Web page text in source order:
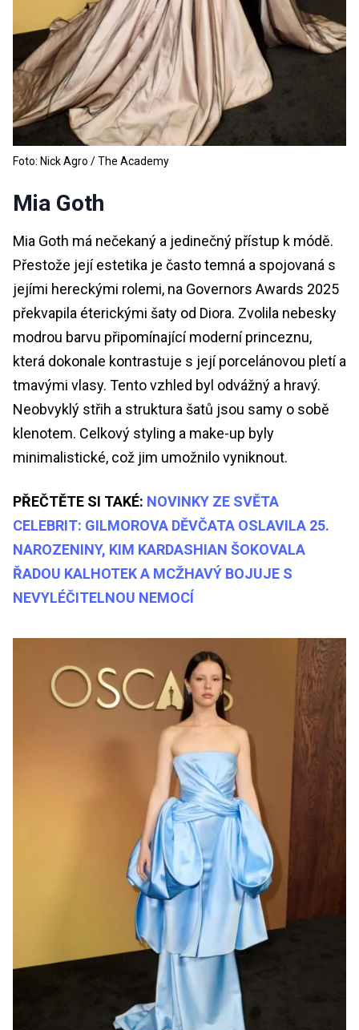
Foto: Nick Agro / The Academy
Mia Goth
Mia Goth má nečekaný a jedinečný přístup k módě.
Přestože její estetika je často temná a spojovaná s
jejími hereckými rolemi, na Governors Awards 2025
překvapila éterickými šaty od Diora. Zvolila nebesky
modrou barvu připomínající moderní princeznu,
která dokonale kontrastuje s její porcelánovou pletí a
tmavými vlasy. Tento vzhled byl odvážný a hravý.
Neobvyklý střih a struktura šatů jsou samy o sobě
klenotem. Celkový styling a make-up byly
minimalistické, což jim umožnilo vyniknout.
PŘEČTĚTE SI TAKÉ: NOVINKY ZE SVĚTA
CELEBRIT: GILMOROVA DĚVČATA OSLAVILA 25.
NAROZENINY, KIM KARDASHIAN ŠOKOVALA
ŘADOU KALHOTEK A MCŽHAVÝ BOJUJE S
NEVYLÉČITELNOU NEMOCÍ